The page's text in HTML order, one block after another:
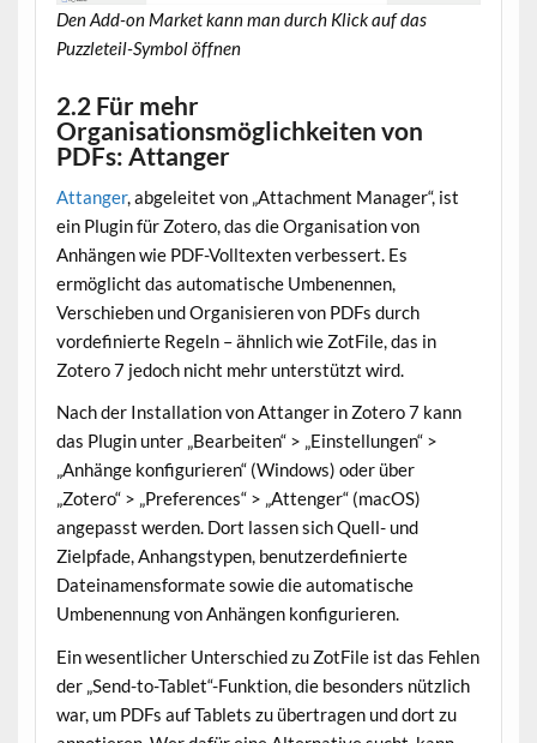
Den Add-on Market kann man durch Klick auf das
Puzzleteil-Symbol öffnen
2.2 Für mehr
Organisationsmöglichkeiten von
PDFs: Attanger
Attanger, abgeleitet von „Attachment Manager“, ist
ein Plugin für Zotero, das die Organisation von
Anhängen wie PDF-Volltexten verbessert. Es
ermöglicht das automatische Umbenennen,
Verschieben und Organisieren von PDFs durch
vordefinierte Regeln – ähnlich wie ZotFile, das in
Zotero 7 jedoch nicht mehr unterstützt wird.
Nach der Installation von Attanger in Zotero 7 kann
das Plugin unter „Bearbeiten“ > „Einstellungen“ >
„Anhänge konfigurieren“ (Windows) oder über
„Zotero“ > „Preferences“ > „Attenger“ (macOS)
angepasst werden. Dort lassen sich Quell- und
Zielpfade, Anhangstypen, benutzerdefinierte
Dateinamensformate sowie die automatische
Umbenennung von Anhängen konfigurieren.
Ein wesentlicher Unterschied zu ZotFile ist das Fehlen
der „Send-to-Tablet“-Funktion, die besonders nützlich
war, um PDFs auf Tablets zu übertragen und dort zu